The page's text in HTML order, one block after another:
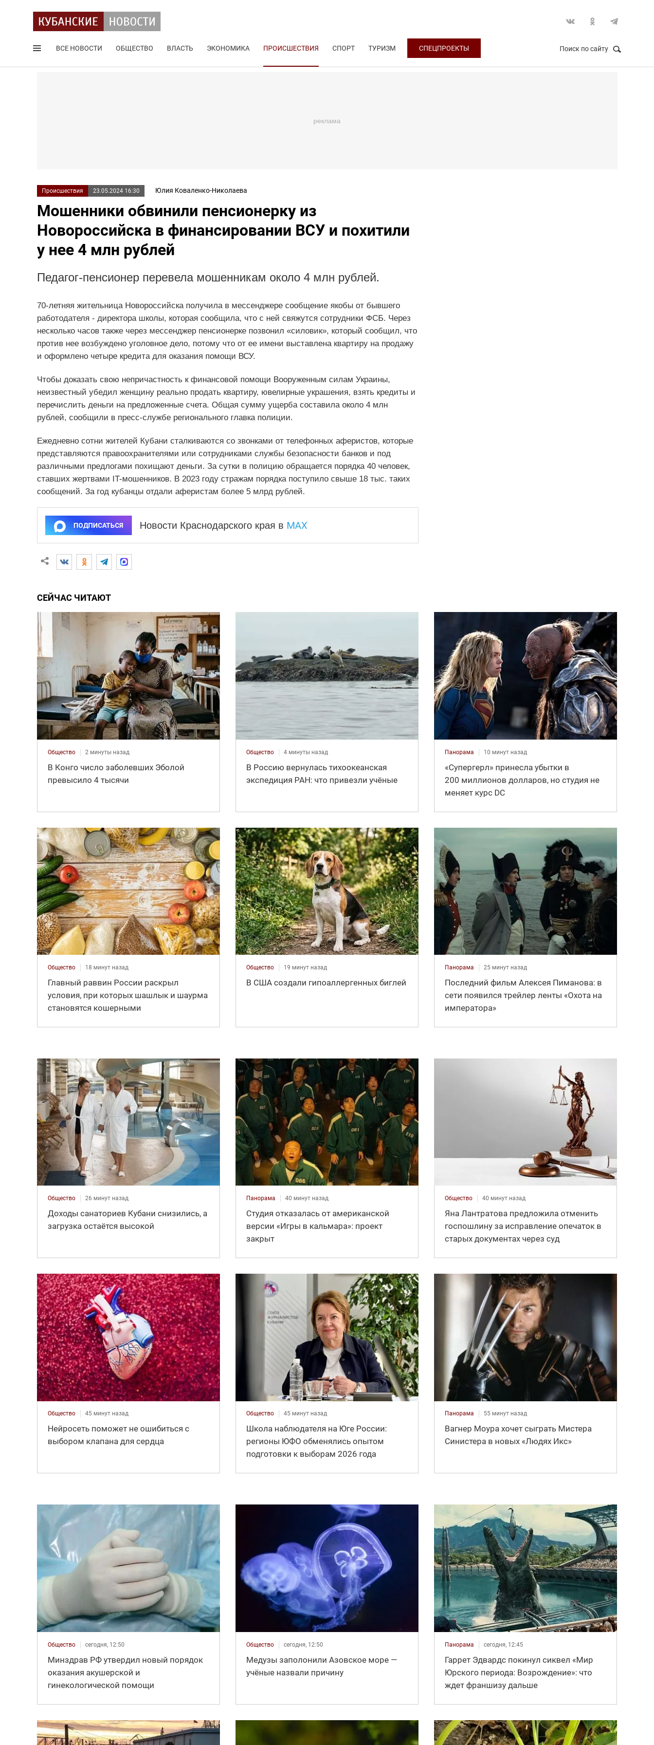
ВСЕ НОВОСТИ ОБЩЕСТВО ВЛАСТЬ ЭКОНОМИКА ПРОИСШЕСТВИЯ СПОРТ ТУРИЗМ СПЕЦПРОЕКТЫ Поиск по сайту
Происшествия 23.05.2024 16:30 Юлия Коваленко-Николаева
Мошенники обвинили пенсионерку из
Новороссийска в финансировании ВСУ и похитили
у нее 4 млн рублей
Педагог-пенсионер перевела мошенникам около 4 млн рублей.
70-летняя жительница Новороссийска получила в мессенджере сообщение якобы от бывшего
работодателя - директора школы, которая сообщила, что с ней свяжутся сотрудники ФСБ. Через
несколько часов также через мессенджер пенсионерке позвонил «силовик», который сообщил, что
против нее возбуждено уголовное дело, потому что от ее имени выставлена квартиру на продажу
и оформлено четыре кредита для оказания помощи ВСУ.
Чтобы доказать свою непричастность к финансовой помощи Вооруженным силам Украины,
неизвестный убедил женщину реально продать квартиру, ювелирные украшения, взять кредиты и
перечислить деньги на предложенные счета. Общая сумму ущерба составила около 4 млн
рублей, сообщили в пресс-службе регионального главка полиции.
Ежедневно сотни жителей Кубани сталкиваются со звонками от телефонных аферистов, которые
представляются правоохранителями или сотрудниками службы безопасности банков и под
различными предлогами похищают деньги. За сутки в полицию обращается порядка 40 человек,
ставших жертвами IT-мошенников. В 2023 году стражам порядка поступило свыше 18 тыс. таких
сообщений. За год кубанцы отдали аферистам более 5 млрд рублей.
ПОДПИСАТЬСЯ Новости Краснодарского края в MAX
СЕЙЧАС ЧИТАЮТ
Общество 2 минуты назад
В Конго число заболевших Эболой
превысило 4 тысячи
Общество 4 минуты назад
В Россию вернулась тихоокеанская
экспедиция РАН: что привезли учёные
Панорама 10 минут назад
«Супергерл» принесла убытки в
200 миллионов долларов, но студия не
меняет курс DC
Общество 18 минут назад
Главный раввин России раскрыл
условия, при которых шашлык и шаурма
становятся кошерными
Общество 19 минут назад
В США создали гипоаллергенных биглей
Панорама 25 минут назад
Последний фильм Алексея Пиманова: в
сети появился трейлер ленты «Охота на
императора»
Общество 26 минут назад
Доходы санаториев Кубани снизились, а
загрузка остаётся высокой
Панорама 40 минут назад
Студия отказалась от американской
версии «Игры в кальмара»: проект
закрыт
Общество 40 минут назад
Яна Лантратова предложила отменить
госпошлину за исправление опечаток в
старых документах через суд
Общество 45 минут назад
Нейросеть поможет не ошибиться с
выбором клапана для сердца
Общество 45 минут назад
Школа наблюдателя на Юге России:
регионы ЮФО обменялись опытом
подготовки к выборам 2026 года
Панорама 55 минут назад
Вагнер Моура хочет сыграть Мистера
Синистера в новых «Людях Икс»
Общество сегодня, 12:50
Минздрав РФ утвердил новый порядок
оказания акушерской и
гинекологической помощи
Общество сегодня, 12:50
Медузы заполонили Азовское море —
учёные назвали причину
Панорама сегодня, 12:45
Гаррет Эдвардс покинул сиквел «Мир
Юрского периода: Возрождение»: что
ждет франшизу дальше